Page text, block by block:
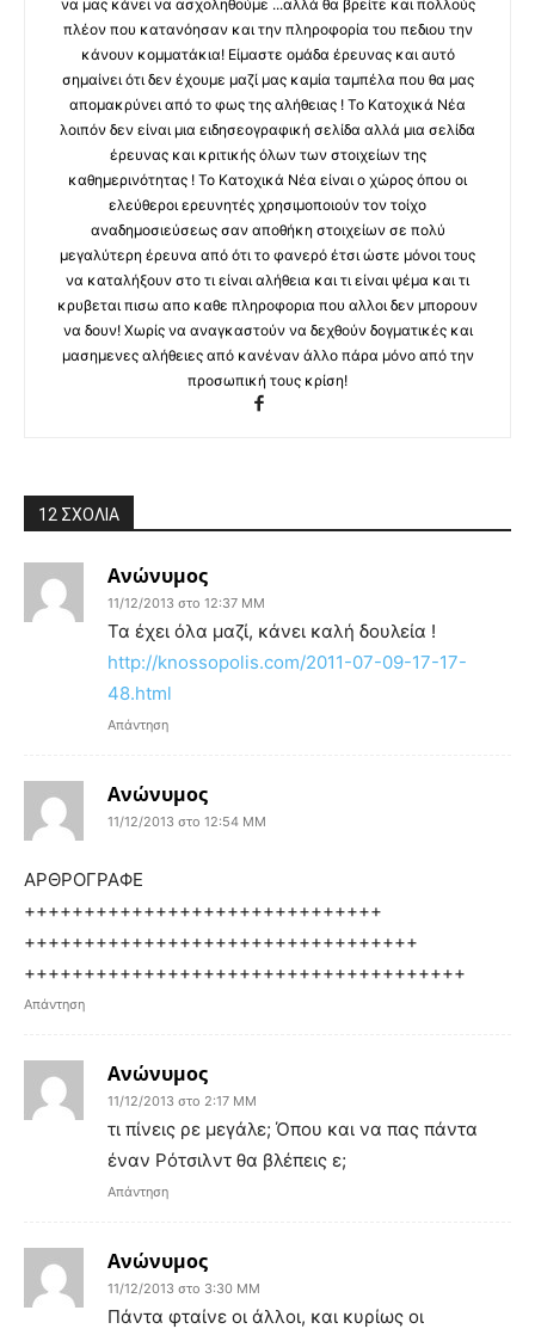
να μας κάνει να ασχοληθούμε ...αλλά θα βρείτε και πολλούς
πλέον που κατανόησαν και την πληροφορία του πεδιου την
κάνουν κομματάκια! Είμαστε ομάδα έρευνας και αυτό
σημαίνει ότι δεν έχουμε μαζί μας καμία ταμπέλα που θα μας
απομακρύνει από το φως της αλήθειας ! Το Κατοχικά Νέα
λοιπόν δεν είναι μια ειδησεογραφική σελίδα αλλά μια σελίδα
έρευνας και κριτικής όλων των στοιχείων της
καθημερινότητας ! Το Κατοχικά Νέα είναι ο χώρος όπου οι
ελεύθεροι ερευνητές χρησιμοποιούν τον τοίχο
αναδημοσιεύσεως σαν αποθήκη στοιχείων σε πολύ
μεγαλύτερη έρευνα από ότι το φανερό έτσι ώστε μόνοι τους
να καταλήξουν στο τι είναι αλήθεια και τι είναι ψέμα και τι
κρυβεται πισω απο καθε πληροφορια που αλλοι δεν μπορουν
να δουν! Χωρίς να αναγκαστούν να δεχθούν δογματικές και
μασημενες αλήθειες από κανέναν άλλο πάρα μόνο από την
προσωπική τους κρίση!
12 ΣΧΟΛΙΑ
Ανώνυμος
11/12/2013 στο 12:37 ΜΜ
Τα έχει όλα μαζί, κάνει καλή δουλεία !
http://knossopolis.com/2011-07-09-17-17-
48.html
Απάντηση
Ανώνυμος
11/12/2013 στο 12:54 ΜΜ
ΑΡΘΡΟΓΡΑΦΕ
++++++++++++++++++++++++++++++
+++++++++++++++++++++++++++++++++
+++++++++++++++++++++++++++++++++++++
Απάντηση
Ανώνυμος
11/12/2013 στο 2:17 ΜΜ
τι πίνεις ρε μεγάλε; Όπου και να πας πάντα
έναν Ρότσιλντ θα βλέπεις ε;
Απάντηση
Ανώνυμος
11/12/2013 στο 3:30 ΜΜ
Πάντα φταίνε οι άλλοι, και κυρίως οι